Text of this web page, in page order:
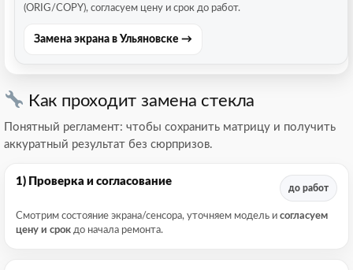
(ORIG/COPY), согласуем цену и срок до работ.
Замена экрана в Ульяновске →
Как проходит замена стекла
Понятный регламент: чтобы сохранить матрицу и получить
аккуратный результат без сюрпризов.
1) Проверка и согласование
до работ
Смотрим состояние экрана/сенсора, уточняем модель и согласуем
цену и срок до начала ремонта.